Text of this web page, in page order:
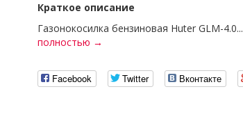
Краткое описание
Газонокосилка бензиновая Huter GLM-4.0...
полностью →
Facebook Twitter Вконтакте